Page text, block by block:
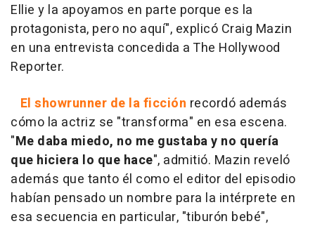
Ellie y la apoyamos en parte porque es la
protagonista, pero no aquí", explicó Craig Mazin
en una entrevista concedida a The Hollywood
Reporter.
El showrunner de la ficción recordó además
cómo la actriz se "transforma" en esa escena.
"Me daba miedo, no me gustaba y no quería
que hiciera lo que hace", admitió. Mazin reveló
además que tanto él como el editor del episodio
habían pensado un nombre para la intérprete en
esa secuencia en particular, "tiburón bebé",